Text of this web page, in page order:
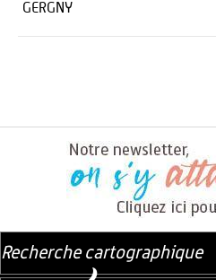
GERGNY
Recherche cartographique